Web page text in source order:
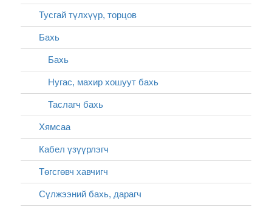
Тусгай түлхүүр, торцов
Бахь
Бахь
Нугас, махир хошуут бахь
Таслагч бахь
Хямсаа
Кабел үзүүрлэгч
Төгсгөвч хавчигч
Сүлжээний бахь, дарагч